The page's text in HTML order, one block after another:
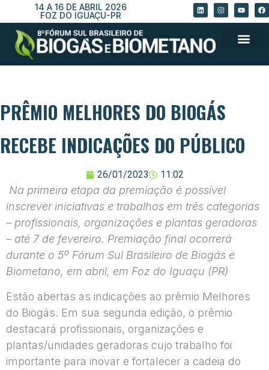
14 A 16 DE ABRIL 2026
FOZ DO IGUAÇU-PR
PRÊMIO MELHORES DO BIOGÁS
RECEBE INDICAÇÕES DO PÚBLICO
26/01/2023 11:02
Na primeira etapa da premiação é possível
inscrever iniciativas e trabalhos em três categorias
– profissionais, organizações e plantas geradoras
– até 7 de fevereiro. Premiação final ocorrerá
durante o 5º Fórum Sul Brasileiro de Biogás e
Biometano, em abril, em Foz do Iguaçu (PR)
Estão abertas as indicações ao prêmio Melhores
do Biogás. Em sua segunda edição, o prêmio
destacará profissionais, organizações e
plantas/unidades geradoras cujo trabalho foi
importante para inovar e fortalecer a cadeia do